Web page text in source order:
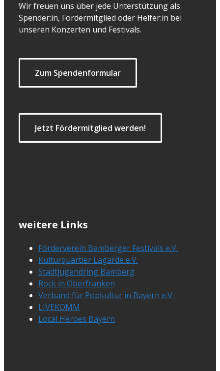
Wir freuen uns über jede Unterstützung als
Spender:in, Fördermitglied oder Helfer:in bei
unseren Konzerten und Festivals.
Zum Spendenformular
Jetzt Fördermitglied werden!
weitere Links
Förderverein Bamberger Festivals e.V.
Kulturquartier Lagarde e.V.
Stadtjugendring Bamberg
Rock in Oberfranken
Verband für Popkultur in Bayern e.V.
LIVEKOMM
Local Heroes Bayern